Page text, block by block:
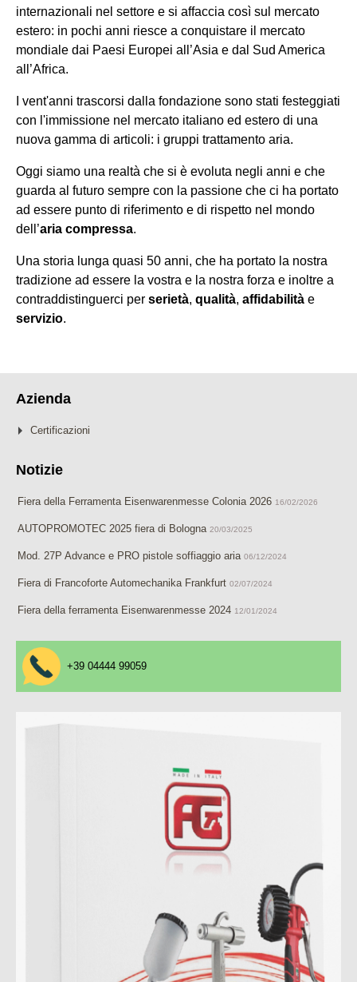
internazionali nel settore e si affaccia così sul mercato
estero: in pochi anni riesce a conquistare il mercato
mondiale dai Paesi Europei all’Asia e dal Sud America
all’Africa.
I vent'anni trascorsi dalla fondazione sono stati festeggiati
con l'immissione nel mercato italiano ed estero di una
nuova gamma di articoli: i gruppi trattamento aria.
Oggi siamo una realtà che si è evoluta negli anni e che
guarda al futuro sempre con la passione che ci ha portato
ad essere punto di riferimento e di rispetto nel mondo
dell’aria compressa.
Una storia lunga quasi 50 anni, che ha portato la nostra
tradizione ad essere la vostra e la nostra forza e inoltre a
contraddistinguerci per serietà, qualità, affidabilità e
servizio.
Azienda
Certificazioni
Notizie
Fiera della Ferramenta Eisenwarenmesse Colonia 2026 16/02/2026
AUTOPROMOTEC 2025 fiera di Bologna 20/03/2025
Mod. 27P Advance e PRO pistole soffiaggio aria 06/12/2024
Fiera di Francoforte Automechanika Frankfurt 02/07/2024
Fiera della ferramenta Eisenwarenmesse 2024 12/01/2024
+39 04444 99059